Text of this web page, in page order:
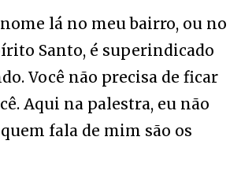
lá no meu bairro, ou no
Santo, é superindicado
Você não precisa de ficar
Aqui na palestra, eu não
fala de mim são os